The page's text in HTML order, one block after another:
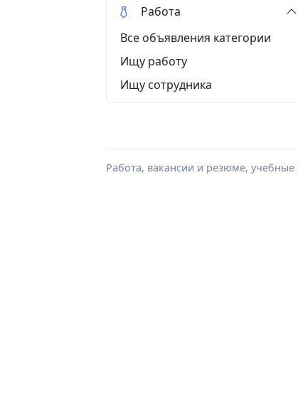
Работа
Все объявления категории
Ищу работу
Ищу сотрудника
Работа, вакансии и резюме,